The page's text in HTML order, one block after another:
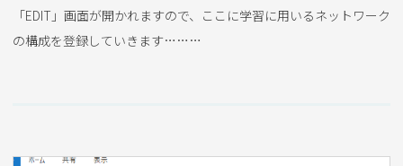
「EDIT」画面が開かれますので、ここに学習に用いるネットワーク
の構成を登録していきます………